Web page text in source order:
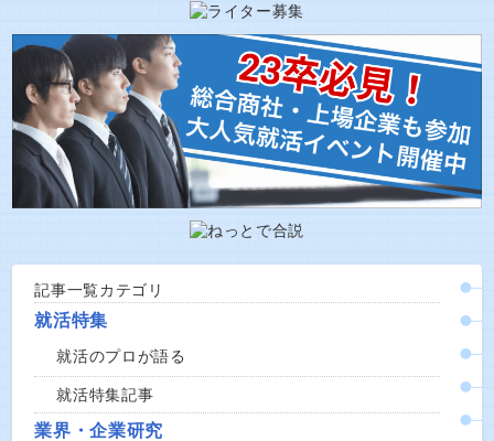
記事一覧カテゴリ
就活特集
就活のプロが語る
就活特集記事
業界・企業研究